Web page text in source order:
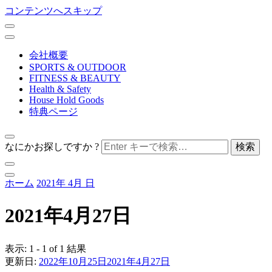
コンテンツへスキップ
会社概要
SPORTS & OUTDOOR
FITNESS & BEAUTY
Health & Safety
House Hold Goods
特典ページ
なにかお探しですか ?
ホーム＆セキュア
nihontechnical co,ltd.
ホーム 2021年 4月 日
2021年4月27日
表示: 1 - 1 of 1 結果
更新日: 2022年10月25日 2021年4月27日